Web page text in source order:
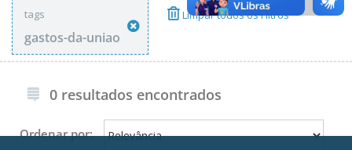
tags
gastos-da-uniao
Limpar todos os Filtros
0 resultados encontrados
Ordenar por: